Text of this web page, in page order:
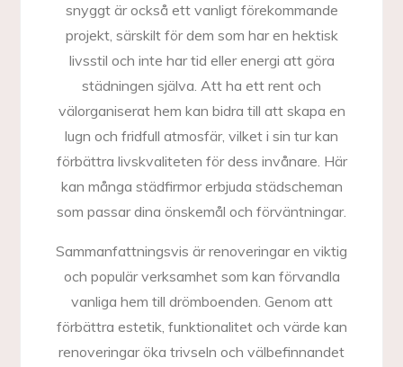
snyggt är också ett vanligt förekommande
projekt, särskilt för dem som har en hektisk
livsstil och inte har tid eller energi att göra
städningen själva. Att ha ett rent och
välorganiserat hem kan bidra till att skapa en
lugn och fridfull atmosfär, vilket i sin tur kan
förbättra livskvaliteten för dess invånare. Här
kan många städfirmor erbjuda städscheman
som passar dina önskemål och förväntningar.
Sammanfattningsvis är renoveringar en viktig
och populär verksamhet som kan förvandla
vanliga hem till drömboenden. Genom att
förbättra estetik, funktionalitet och värde kan
renoveringar öka trivseln och välbefinnandet